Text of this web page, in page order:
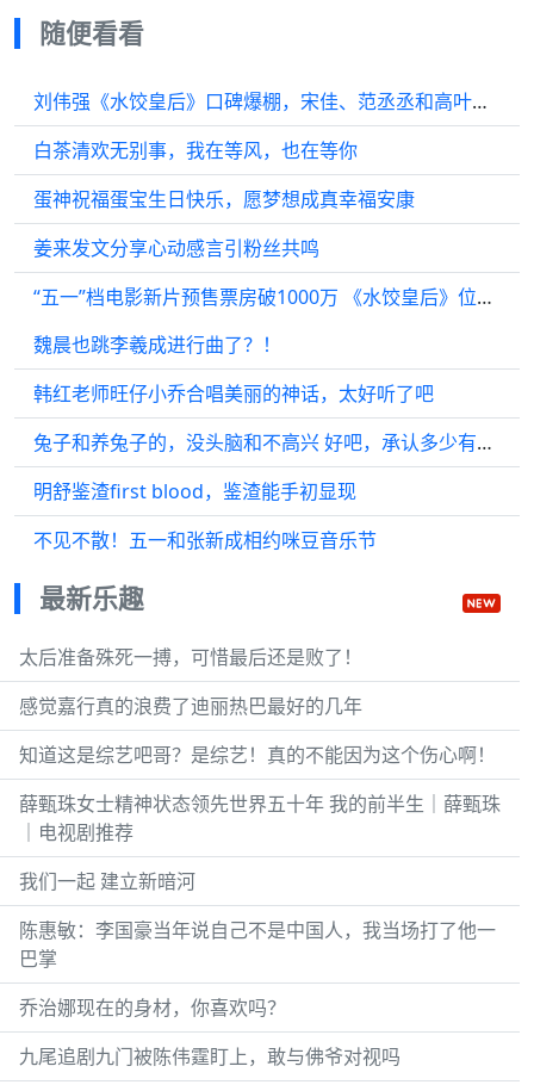
随便看看
刘伟强《水饺皇后》口碑爆棚，宋佳、范丞丞和高叶等纷纷力挺
白茶清欢无别事，我在等风，也在等你
蛋神祝福蛋宝生日快乐，愿梦想成真幸福安康
姜来发文分享心动感言引粉丝共鸣
“五一”档电影新片预售票房破1000万 《水饺皇后》位列榜首
魏晨也跳李羲成进行曲了？！
韩红老师旺仔小乔合唱美丽的神话，太好听了吧
兔子和养兔子的，没头脑和不高兴 好吧，承认多少有点莽了！你们先笑
明舒鉴渣first blood，鉴渣能手初显现
不见不散！五一和张新成相约咪豆音乐节
最新乐趣
太后准备殊死一搏，可惜最后还是败了！
感觉嘉行真的浪费了迪丽热巴最好的几年
知道这是综艺吧哥？是综艺！真的不能因为这个伤心啊！
薛甄珠女士精神状态领先世界五十年 我的前半生｜薛甄珠
｜电视剧推荐
我们一起 建立新暗河
陈惠敏：李国豪当年说自己不是中国人，我当场打了他一
巴掌
乔治娜现在的身材，你喜欢吗？
九尾追剧九门被陈伟霆盯上，敢与佛爷对视吗